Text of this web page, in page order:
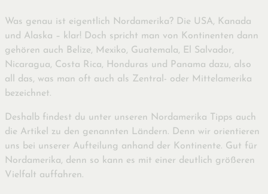
Was genau ist eigentlich Nordamerika? Die USA, Kanada
und Alaska – klar! Doch spricht man von Kontinenten dann
gehören auch Belize, Mexiko, Guatemala, El Salvador,
Nicaragua, Costa Rica, Honduras und Panama dazu, also
all das, was man oft auch als Zentral- oder Mittelamerika
bezeichnet.
Deshalb findest du unter unseren Nordamerika Tipps auch
die Artikel zu den genannten Ländern. Denn wir orientieren
uns bei unserer Aufteilung anhand der Kontinente. Gut für
Nordamerika, denn so kann es mit einer deutlich größeren
Vielfalt auffahren.